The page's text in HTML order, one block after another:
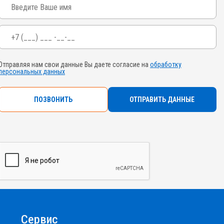
нам свои данные Вы даете согласие на обработку
данных
ПОЗВОНИТЬ
Сервис